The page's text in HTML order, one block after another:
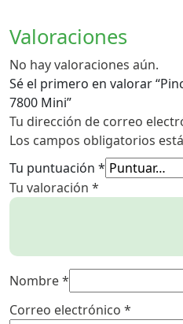
Valoraciones
No hay valoraciones aún.
Sé el primero en valorar
7800 Mini”
Tu dirección de correo
Los campos obligatorios
Tu puntuación *
Tu valoración *
Nombre*
Correo electrónico *